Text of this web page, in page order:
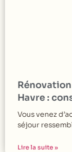
Havre :
Vous venez
séjour
Lire la suite »